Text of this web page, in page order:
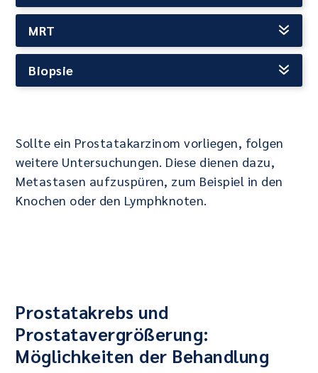
MRT
Biopsie
Sollte ein Prostatakarzinom vorliegen, folgen
weitere Untersuchungen. Diese dienen dazu,
Metastasen aufzuspüren, zum Beispiel in den
Knochen oder den Lymphknoten.
Prostatakrebs und
Prostatavergrößerung:
Möglichkeiten der Behandlung